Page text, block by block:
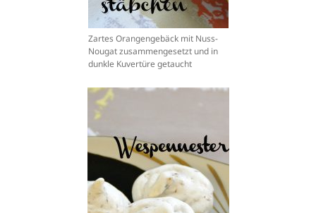
Zartes Orangengebäck mit Nuss-
Nougat zusammengesetzt und in
dunkle Kuvertüre getaucht